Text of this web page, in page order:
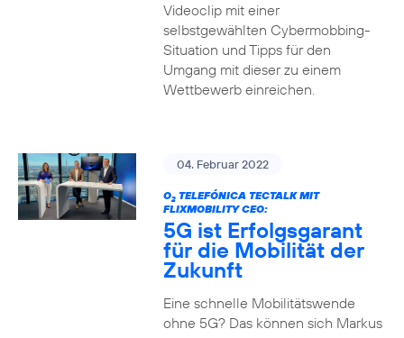
Videoclip mit einer
selbstgewählten Cybermobbing-
Situation und Tipps für den
Umgang mit dieser zu einem
Wettbewerb einreichen.
04. Februar 2022
O2TELEFÓNICA TECTALK MIT
FLIXMOBILITY CEO:
5G ist Erfolgsgarant
für die Mobilität der
Zukunft
Eine schnelle Mobilitätswende
ohne 5G? Das können sich Markus